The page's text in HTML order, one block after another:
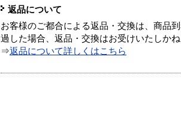
返品について
お客様のご都合による返品・交換は、商品
過した場合、返品・交換はお受けいたしかね
⇒返品について詳しくはこちら